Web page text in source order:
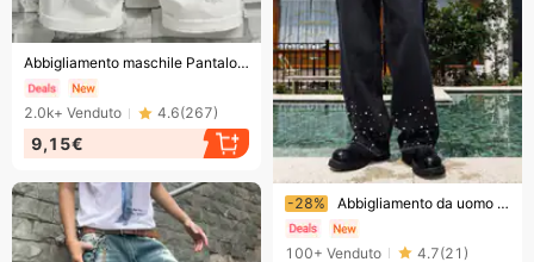
Finendo presto! Abbigliamento maschile Pantaloncini in denim Pantaloni bianchi sottili strappati di media lunghezza Jeans Five Point
2.0k+ Venduto 4.6(267)
9,15€
Finendo presto!
-28% Abbigliamento da uomo Jeans blu Pantaloni slim fit da uomo Pantaloni con toppe strappate Pantaloni da uomo rovinati
100+ Venduto 4.7(21 )